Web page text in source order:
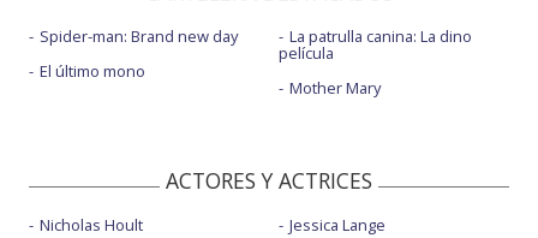
Spider-man: Brand new day
El último mono
La patrulla canina: La dino
película
Mother Mary
ACTORES Y ACTRICES
Nicholas Hoult
Jessica Lange